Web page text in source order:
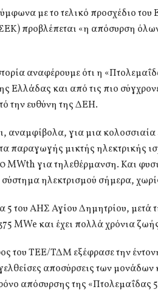
με το τελικό προσχέδιο του
προβλέπεται «η απόσυρση
αναφέρουμε ότι η
Ελλάδας και από τις πιο
την ευθύνη της ΔΕΗ.
αναμφίβολα, για μια
παραγωγής μικτής ηλεκτρικής
MWth για τηλεθέρμανση. Και
ηλεκτρισμού σήμερα,
του ΑΗΣ Αγίου Δημητρίου, μετά
MWe και έχει πολλά χρόνια
του ΤΕΕ/ΤΔΜ εξέφρασε την
αποσύρσεις των μονάδων
απόσυρσης της «Πτολεμαΐδας